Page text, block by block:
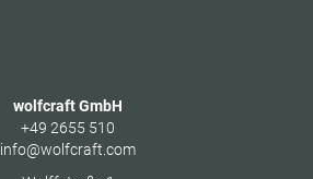
wolfcraft GmbH
+49 2655 510
info@wolfcraft.com